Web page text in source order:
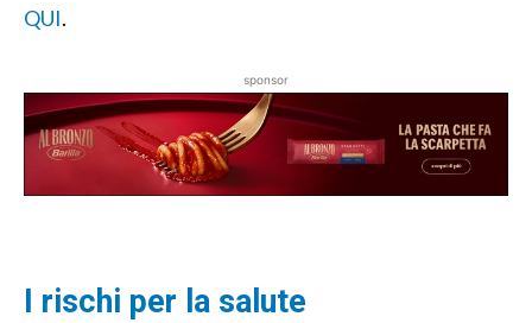
QUI.
sponsor
I rischi per la salute